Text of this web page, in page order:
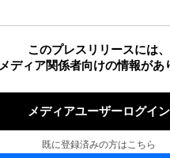
このプレスリリースには、
メディア関係者向けの情報があ
メディアユーザーログイン
既に登録済みの方はこちら